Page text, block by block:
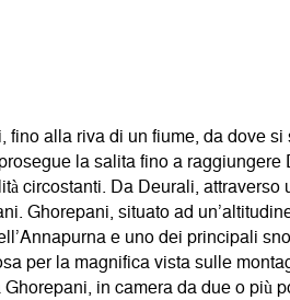
alla riva di un fiume, da dove
la salita fino a
circostanti. Da Deurali,
Ghorepani, situato ad
e uno dei principali
per la magnifica vista sulle
in camera da due o più